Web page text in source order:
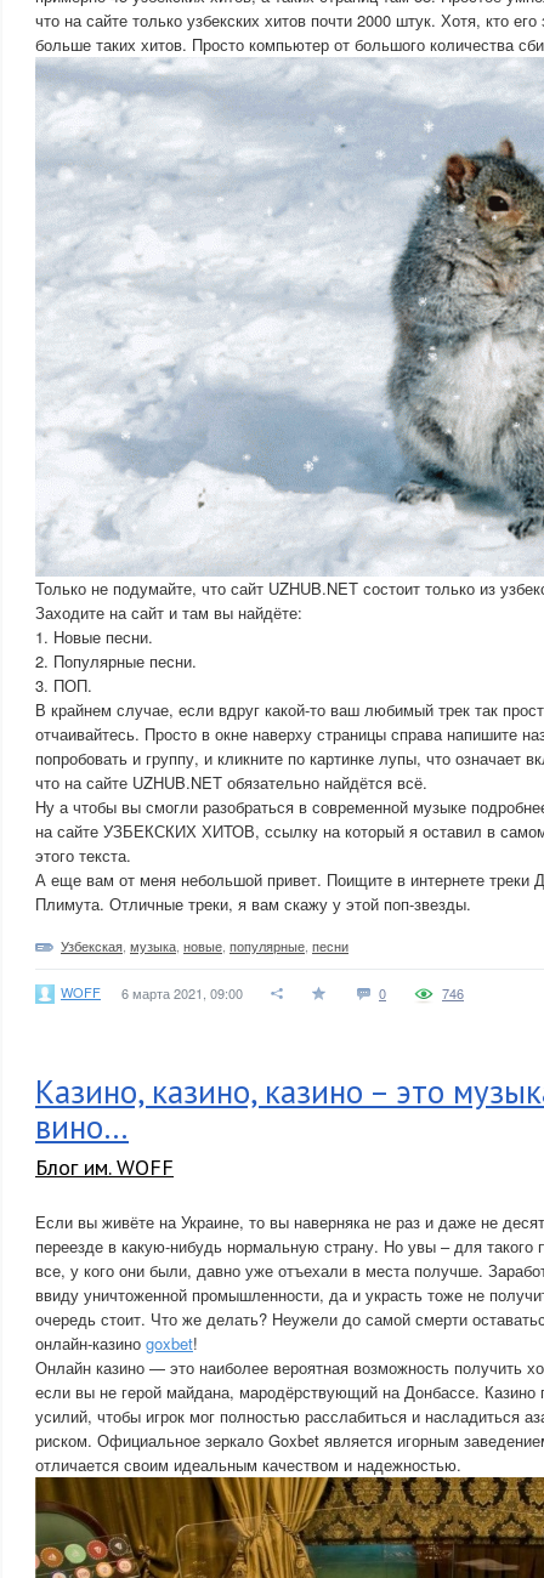
что на сайте только узбекских хитов почти 2000 штук. Хотя, кто
больше таких хитов. Просто компьютер от большого количества
Только не подумайте, что сайт UZHUB.NET состоит только из
Заходите на сайт и там вы найдёте:
1. Новые песни.
2. Популярные песни.
3. ПОП.
В крайнем случае, если вдруг какой-то ваш любимый трек так
отчаивайтесь. Просто в окне наверху страницы справа напишите
попробовать и группу, и кликните по картинке лупы, что означает
что на сайте UZHUB.NET обязательно найдётся всё.
Ну а чтобы вы смогли разобраться в современной музыке
на сайте УЗБЕКСКИХ ХИТОВ, ссылку на который я оставил в
этого текста.
А еще вам от меня небольшой привет. Поищите в интернете треки
Плимута. Отличные треки, я вам скажу у этой поп-звезды.
Узбекская музыка новые популярные песни
WOFF 6 марта 2021, 09:00 0 746
Казино, казино, казино – это
вино…
Блог им. WOFF
Если вы живёте на Украине, то вы наверняка не раз и даже не
переезде в какую-нибудь нормальную страну. Но увы – для такого
все, у кого они были, давно уже отъехали в места получше.
ввиду уничтоженной промышленности, да и украсть тоже не
очередь стоит. Что же делать? Неужели до самой смерти
онлайн-казино goxbet!
Онлайн казино — это наиболее вероятная возможность получить
если вы не герой майдана, мародёрствующий на Донбассе.
усилий, чтобы игрок мог полностью расслабиться и насладиться
риском. Официальное зеркало Goxbet является игорным
отличается своим идеальным качеством и надежностью.